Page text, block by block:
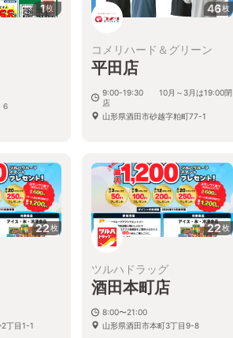
1枚 46枚
コメリハード＆グリーン
平田店
9:00-19:30 10月～3月は19:00閉
店
山形県酒田市砂越字粕町77-1
22枚
丁目1-1
22枚
ツルハドラッグ
酒田本町店
8:00〜21:00
山形県酒田市本町3丁目9-8